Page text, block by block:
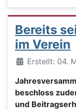
Bereits
im Verein
DetailsErstellt: 04.
beschloss
und